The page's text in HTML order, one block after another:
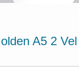
A5 2 Vel